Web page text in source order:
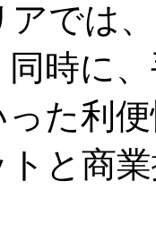
アでは
時に
た利
と商